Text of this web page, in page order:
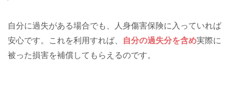
自分に過失がある場合でも、人身傷害保険に入っていれば
安心です。これを利用すれば、
自分の過失分を含め実際に
被った損害を補償してもらえるのです。